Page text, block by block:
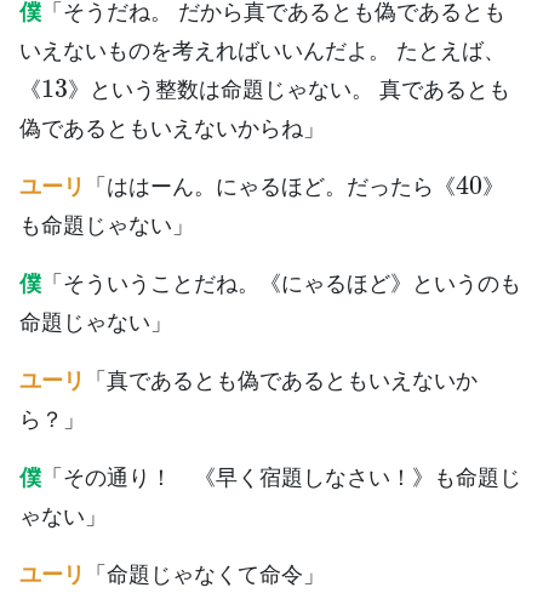
僕 「そうだね。 だから真であるとも偽であるとも
いえないものを考えればいいんだよ。 たとえば、
《
13
》という整数は命題じゃない。 真であるとも
偽であるともいえないからね」
ユーリ 「ははーん。にゃるほど。だったら《
40
》
も命題じゃない」
僕 「そういうことだね。《にゃるほど》というのも
命題じゃない」
ユーリ 「真であるとも偽であるともいえないか
ら？」
僕 「その通り！ 《早く宿題しなさい！》も命題じ
ゃない」
ユーリ 「命題じゃなくて命令」